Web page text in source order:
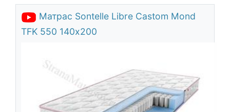
Матрас Sontelle Libre Castom Mond
TFK 550 140х200